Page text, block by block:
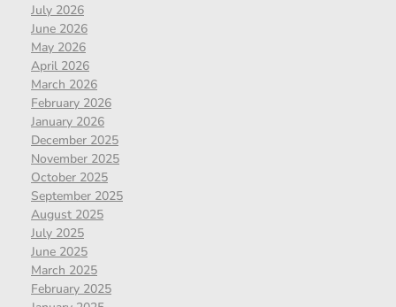
July 2026
June 2026
May 2026
April 2026
March 2026
February 2026
January 2026
December 2025
November 2025
October 2025
September 2025
August 2025
July 2025
June 2025
March 2025
February 2025